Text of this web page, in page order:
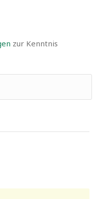
zur Kenntnis